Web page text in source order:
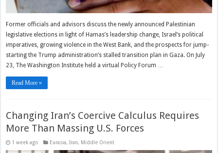
Former officials and advisors discuss the newly announced Palestinian
legislative elections in light of Hamas’s leadership change, Israel’s political
imperatives, growing violence in the West Bank, and the prospects for jump-
starting the Trump administration’s stalled transition plan in Gaza. On July
23, The Washington Institute held a virtual Policy Forum …
Read More »
Changing Iran’s Coercive Calculus Requires
More Than Massing U.S. Forces
1 week ago Eurasia,Iran, Middle Orient